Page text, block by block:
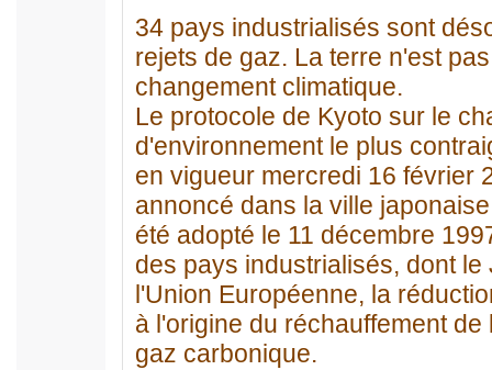
34 pays industrialisés sont
rejets de gaz. La terre n'est
changement climatique.
Le protocole de Kyoto sur le
d'environnement le plus
en vigueur mercredi 16 février
annoncé dans la ville
été adopté le 11 décembre
des pays industrialisés, dont
l'Union Européenne, la
à l'origine du réchauffement
gaz carbonique.